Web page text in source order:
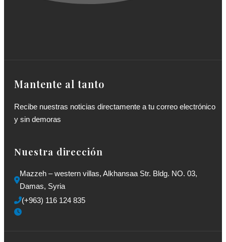
Mantente al tanto
Recibe nuestras noticias directamente a tu correo electrónico
y sin demoras
Nuestra dirección
Mazzeh – western villas, Alkhansaa Str. Bldg. NO. 03,
Damas, Syria
(+963) 116 124 835